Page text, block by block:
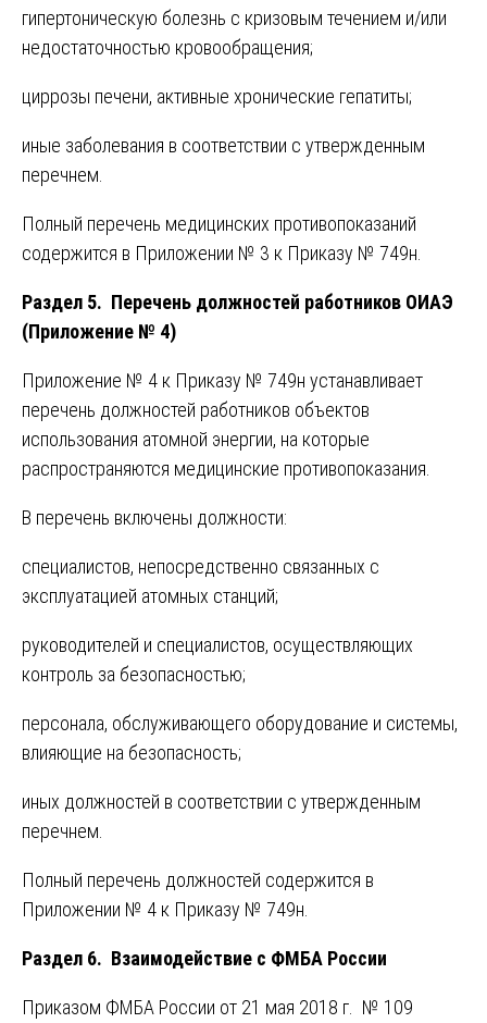
гипертоническую болезнь с кризовым течением и/или
недостаточностью кровообращения;
циррозы печени, активные хронические гепатиты;
иные заболевания в соответствии с утвержденным
перечнем.
Полный перечень медицинских противопоказаний
содержится в Приложении № 3 к Приказу № 749н.
Раздел 5. Перечень должностей работников ОИАЭ
(Приложение № 4)
Приложение № 4 к Приказу № 749н устанавливает
перечень должностей работников объектов
использования атомной энергии, на которые
распространяются медицинские противопоказания.
В перечень включены должности:
специалистов, непосредственно связанных с
эксплуатацией атомных станций;
руководителей и специалистов, осуществляющих
контроль за безопасностью;
персонала, обслуживающего оборудование и системы,
влияющие на безопасность;
иных должностей в соответствии с утвержденным
перечнем.
Полный перечень должностей содержится в
Приложении № 4 к Приказу № 749н.
Раздел 6. Взаимодействие с ФМБА России
Приказом ФМБА России от 21 мая 2018 г. № 109